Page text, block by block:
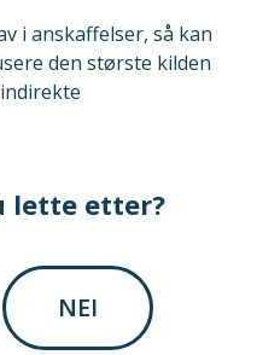
i anskaffelser, så kan
den største kilden
lette etter?
NEI